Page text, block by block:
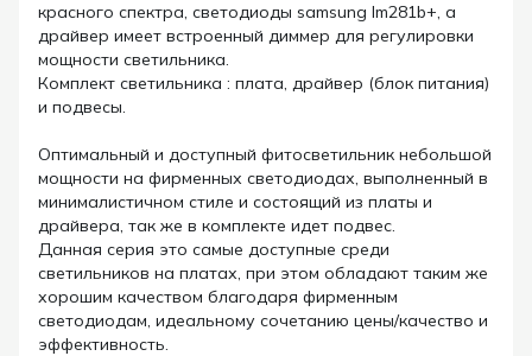
красного спектра, светодиоды samsung lm281b+, а
драйвер имеет встроенный диммер для регулировки
мощности светильника.
Комплект светильника : плата, драйвер (блок питания)
и подвесы.
Оптимальный и доступный фитосветильник небольшой
мощности на фирменных светодиодах, выполненный в
минималистичном стиле и состоящий из платы и
драйвера, так же в комплекте идет подвес.
Данная серия это самые доступные среди
светильников на платах, при этом обладают таким же
хорошим качеством благодаря фирменным
светодиодам, идеальному сочетанию цены/качество и
эффективность.